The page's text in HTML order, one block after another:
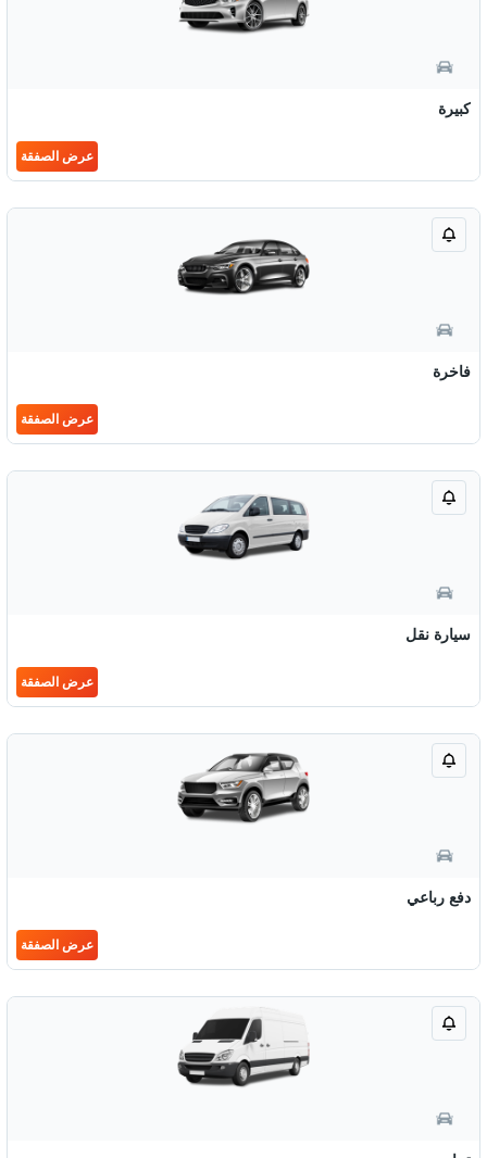
كبيرة
عرض الصفقة
فاخرة
عرض الصفقة
سيارة نقل
عرض الصفقة
دفع رباعي
عرض الصفقة